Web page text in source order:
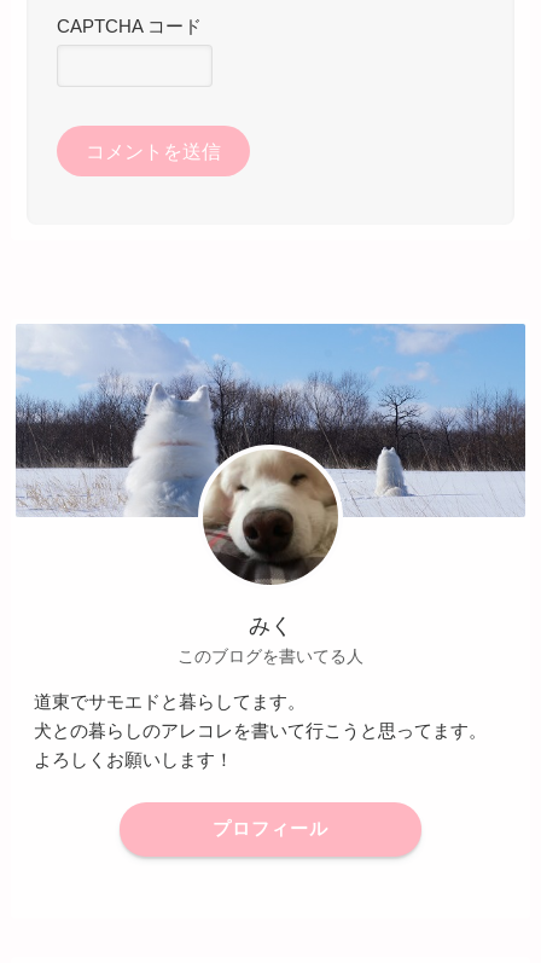
CAPTCHA コード
みく
このブログを書いてる人
道東でサモエドと暮らしてます。
犬との暮らしのアレコレを書いて行こうと思ってます。
よろしくお願いします！
プロフィール